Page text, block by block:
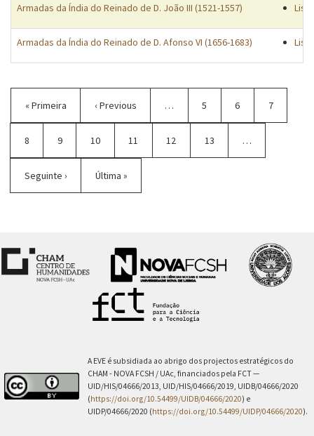
Armadas da Índia do Reinado de D. João III (1521-1557)
Armadas da Índia do Reinado de D. Afonso VI (1656-1683)
Paginação
Primeira
página
« Primeira
Página
anterior
‹ Previous … Página
5 Página
6 Página
7
Página
8
Página
atual
9 Página
10 Página
11 Página
12 Página
13 …
Próxima
página
Seguinte ›
Última
página
Última »
A EVE é subsidiada ao abrigo dos projectos estratégicos do
CHAM - NOVA FCSH / UAc, financiados pela FCT —
UID/HIS/04666/2013, UID/HIS/04666/2019, UIDB/04666/2020
(https://doi.org/10.54499/UIDB/04666/2020) e
UIDP/04666/2020 (https://doi.org/10.54499/UIDP/04666/2020).